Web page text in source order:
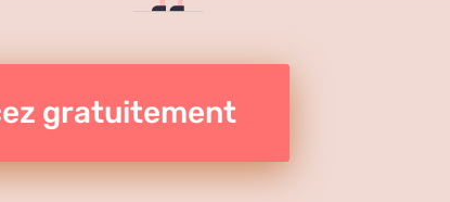
gratuitement